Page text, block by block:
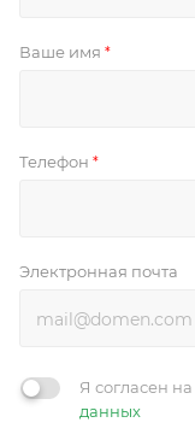
Ваше имя *
Телефон *
Электронная почта
Я согласен на
данных